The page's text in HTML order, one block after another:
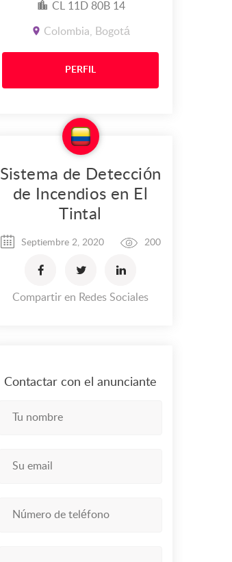
CL 11D 80B 14
Colombia, Bogotá
PERFIL
Sistema de Detección
de Incendios en El
Tintal
Septiembre 2, 2020 200
Compartir en Redes Sociales
Contactar con el anunciante